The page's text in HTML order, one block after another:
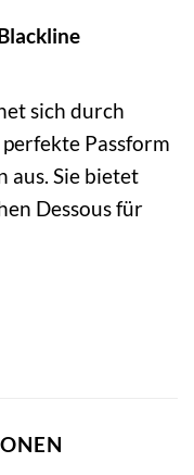
sich durch
Passform
aus. Sie bietet
Dessous für